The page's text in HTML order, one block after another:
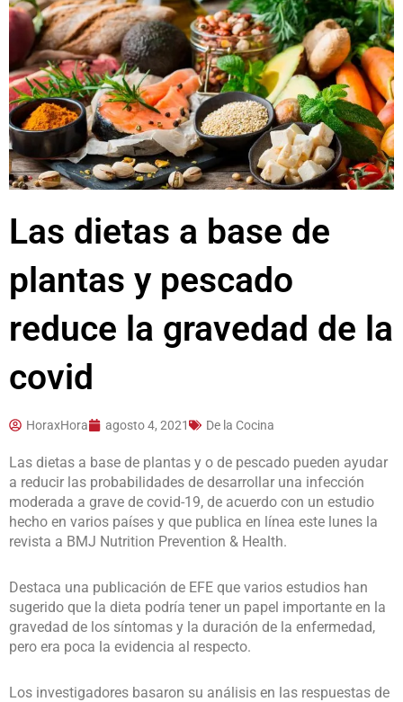
Las dietas a base de
plantas y pescado
reduce la gravedad de la
covid
HoraxHora agosto 4, 2021 De la Cocina
Las dietas a base de plantas y o de pescado pueden ayudar
a reducir las probabilidades de desarrollar una infección
moderada a grave de covid-19, de acuerdo con un estudio
hecho en varios países y que publica en línea este lunes la
revista a BMJ Nutrition Prevention & Health.
Destaca una publicación de EFE que varios estudios han
sugerido que la dieta podría tener un papel importante en la
gravedad de los síntomas y la duración de la enfermedad,
pero era poca la evidencia al respecto.
Los investigadores basaron su análisis en las respuestas de